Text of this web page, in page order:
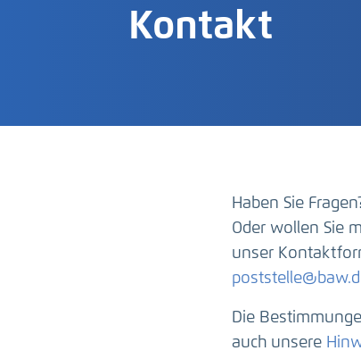
Kontakt
Haben Sie
Oder wollen Sie
unser
Die
auch unsere